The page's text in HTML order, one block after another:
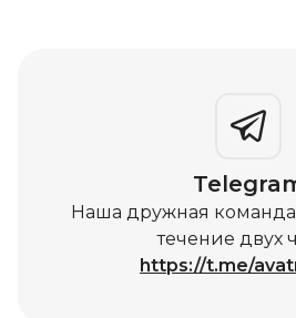
Наша дружная команда
течение двух
https://t.me/